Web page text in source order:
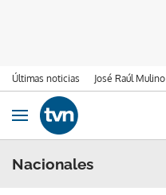
Últimas noticias José Raúl Mulino
Ir al contenido
Obrir navegació
Nacionales